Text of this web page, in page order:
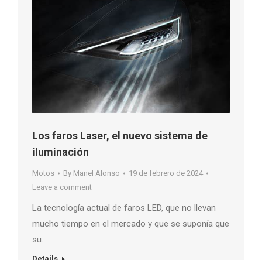
Los faros Laser, el nuevo sistema de
iluminación
Motos By Manel Alonso
19 de febrero de 2024
Leave a comment
La tecnología actual de faros LED, que no llevan
mucho tiempo en el mercado y que se suponía que
su…